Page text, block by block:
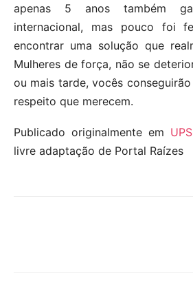
apenas 5 anos também
internacional, mas pouco foi
encontrar uma solução que
Mulheres de força, não se
ou mais tarde, vocês
respeito que merecem.
Publicado originalmente em
livre adaptação de Portal Raízes